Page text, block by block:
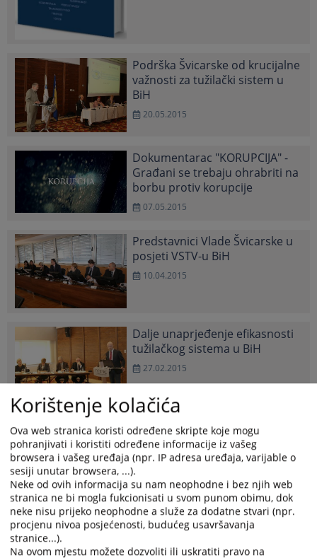
Podrška Švicarske od krucijalne
važnosti za tužilački sistem u
BiH
20.05.2015
Dokumentarac "KORUPCIJA" -
Građani se trebaju ohrabriti na
borbu protiv korupcije
07.05.2015
Predstavnici Vlade Švicarske u
posjeti VSTV-u BiH
10.04.2015
Dalje unaprjeđenje efikasnosti
tužilačkog sistema u BiH
27.02.2015
Analiza ukupnog stanja po
pitanju starih predmeta u
tužilaštvima u BiH
29.12.2014
Održana radionica
„Dekriminalizacija krivičnih djela
krivičnih djela i prekršaja“
Korištenje kolačića
Ova web stranica koristi određene skripte koje mogu
pohranjivati i koristiti određene informacije iz vašeg
browsera i vašeg uređaja (npr. IP adresa uređaja, varijable o
sesiji unutar browsera, ...).
Neke od ovih informacija su nam neophodne i bez njih web
stranica ne bi mogla fukcionisati u svom punom obimu, dok
neke nisu prijeko neophodne a služe za dodatne stvari (npr.
procjenu nivoa posjećenosti, budućeg usavršavanja
stranice...).
Na ovom mjestu možete dozvoliti ili uskratiti pravo na